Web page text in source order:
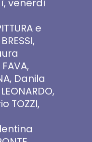
venerdì
e
Danila
TOZZI,